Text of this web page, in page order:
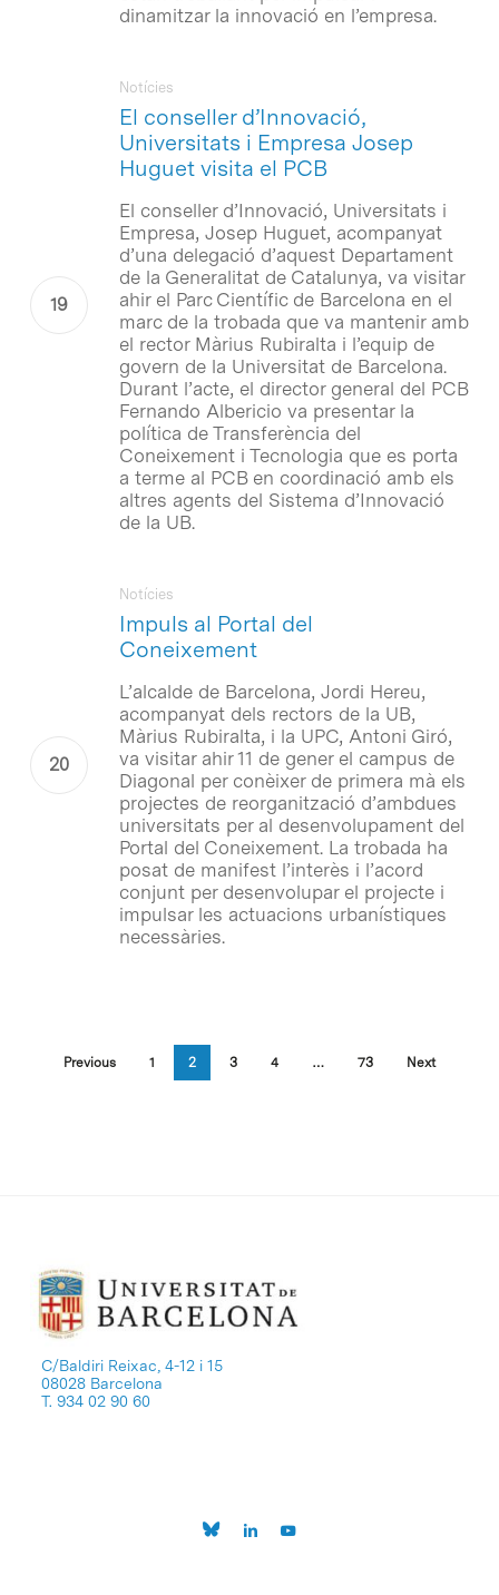
dinamitzar la innovació en l’empresa.
El conseller d’Innovació,
Universitats i Empresa Josep
Huguet visita el PCB
Notícies
El conseller d’Innovació, Universitats i
Empresa, Josep Huguet, acompanyat
d’una delegació d’aquest Departament
de la Generalitat de Catalunya, va visitar
ahir el Parc Científic de Barcelona en el
marc de la trobada que va mantenir amb
el rector Màrius Rubiralta i l’equip de
govern de la Universitat de Barcelona.
Durant l’acte, el director general del PCB
Fernando Albericio va presentar la
política de Transferència del
Coneixement i Tecnologia que es porta
a terme al PCB en coordinació amb els
altres agents del Sistema d’Innovació
de la UB.
Impuls al Portal del
Coneixement
Notícies
L’alcalde de Barcelona, Jordi Hereu,
acompanyat dels rectors de la UB,
Màrius Rubiralta, i la UPC, Antoni Giró,
va visitar ahir 11 de gener el campus de
Diagonal per conèixer de primera mà els
projectes de reorganització d’ambdues
universitats per al desenvolupament del
Portal del Coneixement. La trobada ha
posat de manifest l’interès i l’acord
conjunt per desenvolupar el projecte i
impulsar les actuacions urbanístiques
necessàries.
Previous 1 2 3 4 … 73 Next
C/Baldiri Reixac, 4-12 i 15
08028 Barcelona
T. 934 02 90 60